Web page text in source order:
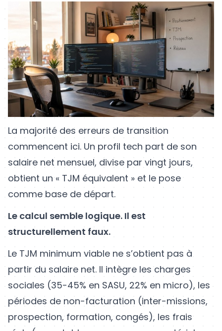
La majorité des erreurs de transition
commencent ici. Un profil tech part de son
salaire net mensuel, divise par vingt jours,
obtient un « TJM équivalent » et le pose
comme base de départ.
Le calcul semble logique. Il est
structurellement faux.
Le TJM minimum viable ne s’obtient pas à
partir du salaire net. Il intègre les charges
sociales (35-45% en SASU, 22% en micro), les
périodes de non-facturation (inter-missions,
prospection, formation, congés), les frais